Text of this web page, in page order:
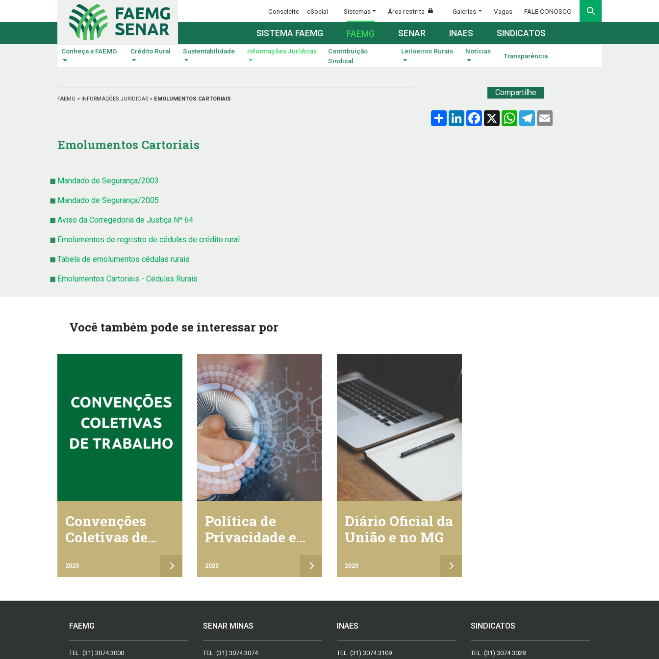
Conseleite eSocial Sistemas Área restrita Galerias Vagas FALE CONOSCO
SISTEMA FAEMG FAEMG SENAR INAES SINDICATOS
Conheça a FAEMG Crédito Rural Sustentabilidade Informações Jurídicas
Contribuição
Sindical
Leiloeiros Rurais Notícias
Transparência
FAEMG > INFORMAÇÕES JURÍDICAS > EMOLUMENTOS CARTORIAIS
Compartilhe
Compartilhar
LinkedInFacebook
X WhatsApp
Telegram
Emolumentos Cartoriais
Mandado de Segurança/2003
Mandado de Segurança/2005
Aviso da Corregedoria de Justiça Nº 64
Emolumentos de regristro de cédulas de crédito rural
Tabela de emolumentos cédulas rurais
Emolumentos Cartoriais - Cédulas Rurais
Você também pode se interessar por
Convenções
Coletivas de
2025
Política de
Privacidade e
Dados Pessoais
2020
Diário Oficial da
União e no MG
2020
FAEMG
TEL: (31) 3074.3000
SENAR MINAS
TEL: (31) 3074.3074
INAES
TEL: (31) 3074.3109
SINDICATOS
TEL: (31) 3074.3028